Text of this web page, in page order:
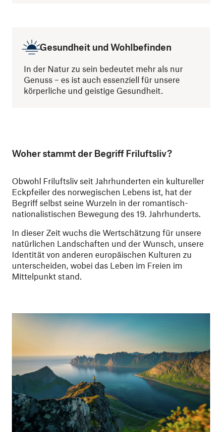
Gesundheit und Wohlbefinden
In der Natur zu sein bedeutet mehr als nur
Genuss – es ist auch essenziell für unsere
körperliche und geistige Gesundheit.
Woher stammt der Begriff Friluftsliv?
Obwohl Friluftsliv seit Jahrhunderten ein kultureller
Eckpfeiler des norwegischen Lebens ist, hat der
Begriff selbst seine Wurzeln in der romantisch-
nationalistischen Bewegung des 19. Jahrhunderts.
In dieser Zeit wuchs die Wertschätzung für unsere
natürlichen Landschaften und der Wunsch, unsere
Identität von anderen europäischen Kulturen zu
unterscheiden, wobei das Leben im Freien im
Mittelpunkt stand.